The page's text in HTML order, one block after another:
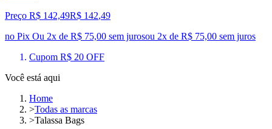
Preço R$ 142,49R$ 142,49
no Pix Ou 2x de R$ 75,00 sem jurosou 2x de R$ 75,00 sem juros
Cupom R$ 20 OFF
Você está aqui
Home
>Todas as marcas
>Talassa Bags